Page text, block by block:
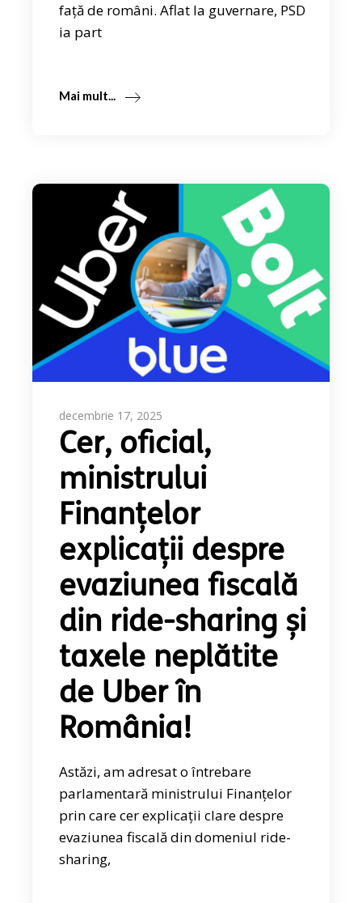
față de români. Aflat la guvernare, PSD
ia part
Mai mult...
decembrie 17, 2025
Cer, oficial,
ministrului
Finanțelor
explicații despre
evaziunea fiscală
din ride-sharing și
taxele neplătite
de Uber în
România!
Astăzi, am adresat o întrebare
parlamentară ministrului Finanțelor
prin care cer explicații clare despre
evaziunea fiscală din domeniul ride-
sharing,